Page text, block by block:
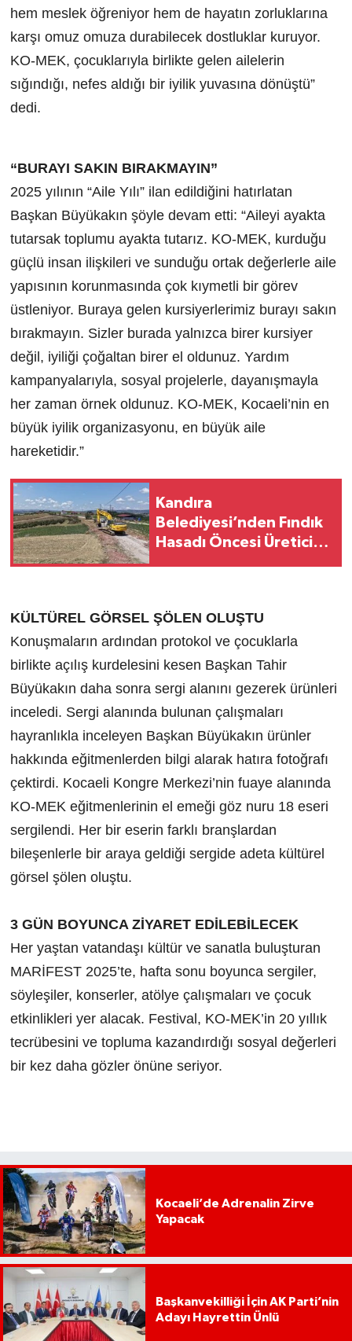
hem meslek öğreniyor hem de hayatın zorluklarına
karşı omuz omuza durabilecek dostluklar kuruyor.
KO-MEK, çocuklarıyla birlikte gelen ailelerin
sığındığı, nefes aldığı bir iyilik yuvasına dönüştü”
dedi.
“BURAYI SAKIN BIRAKMAYIN”
2025 yılının “Aile Yılı” ilan edildiğini hatırlatan
Başkan Büyükakın şöyle devam etti: “Aileyi ayakta
tutarsak toplumu ayakta tutarız. KO-MEK, kurduğu
güçlü insan ilişkileri ve sunduğu ortak değerlerle aile
yapısının korunmasında çok kıymetli bir görev
üstleniyor. Buraya gelen kursiyerlerimiz burayı sakın
bırakmayın. Sizler burada yalnızca birer kursiyer
değil, iyiliği çoğaltan birer el oldunuz. Yardım
kampanyalarıyla, sosyal projelerle, dayanışmayla
her zaman örnek oldunuz. KO-MEK, Kocaeli’nin en
büyük iyilik organizasyonu, en büyük aile
hareketidir.”
Kandıra
Belediyesi’nden Fındık
Hasadı Öncesi Üreticiye
KÜLTÜREL GÖRSEL ŞÖLEN OLUŞTU
Konuşmaların ardından protokol ve çocuklarla
birlikte açılış kurdelesini kesen Başkan Tahir
Büyükakın daha sonra sergi alanını gezerek ürünleri
inceledi. Sergi alanında bulunan çalışmaları
hayranlıkla inceleyen Başkan Büyükakın ürünler
hakkında eğitmenlerden bilgi alarak hatıra fotoğrafı
çektirdi. Kocaeli Kongre Merkezi’nin fuaye alanında
KO-MEK eğitmenlerinin el emeği göz nuru 18 eseri
sergilendi. Her bir eserin farklı branşlardan
bileşenlerle bir araya geldiği sergide adeta kültürel
görsel şölen oluştu.
3 GÜN BOYUNCA ZİYARET EDİLEBİLECEK
Her yaştan vatandaşı kültür ve sanatla buluşturan
MARİFEST 2025’te, hafta sonu boyunca sergiler,
söyleşiler, konserler, atölye çalışmaları ve çocuk
etkinlikleri yer alacak. Festival, KO-MEK’in 20 yıllık
tecrübesini ve topluma kazandırdığı sosyal değerleri
bir kez daha gözler önüne seriyor.
Kocaeli’de Adrenalin Zirve
Yapacak
Başkanvekilliği İçin AK Parti’nin
Adayı Hayrettin Ünlü